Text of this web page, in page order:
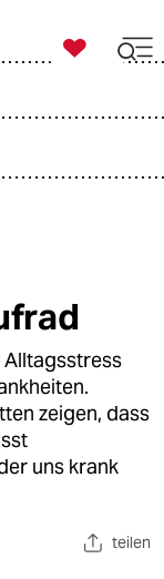

taz zahl ich
Alltagsstress
zeigen, dass
uns krank
teilen